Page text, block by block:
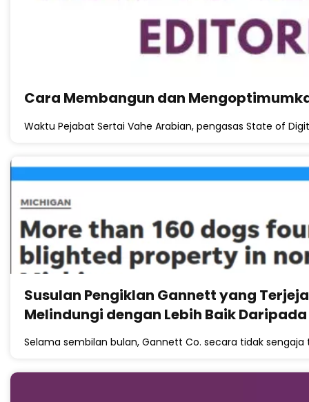
Cara Membangun dan
Waktu Pejabat Sertai Vahe Arabian, pengasas State of
Susulan Pengiklan Gannett yang
Melindungi dengan Lebih Baik
Selama sembilan bulan, Gannett Co. secara tidak